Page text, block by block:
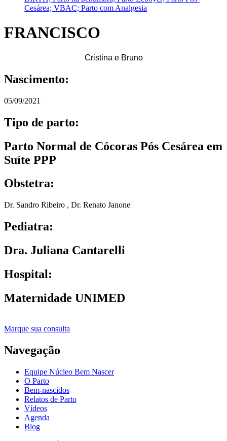
FRANCISCO
Cristina e Bruno
Nascimento:
05/09/2021
Tipo de parto:
Parto Normal de Cócoras Pós Cesárea em
Suíte PPP
Obstetra:
Dr. Sandro Ribeiro , Dr. Renato Janone
Pediatra:
Dra. Juliana Cantarelli
Hospital:
Maternidade UNIMED
Marque sua consulta
Navegação
Equipe Núcleo Bem Nascer
O Parto
Bem-nascidos
Relatos de Parto
Vídeos
Agenda
Blog